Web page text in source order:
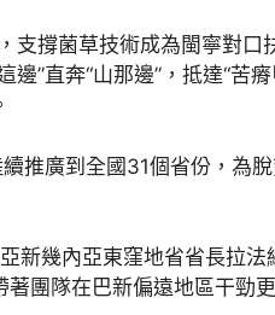
支撐菌草技術成為閩寧對口
邊”直奔“山那邊”，抵達“苦
推廣到全國31個省份，為
新幾內亞東窪地省省長拉
團隊在巴新偏遠地區干勁